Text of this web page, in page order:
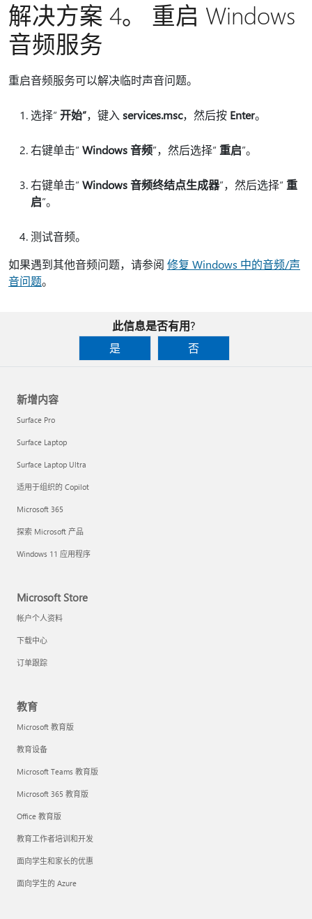
解决方案 4。 重启 Windows
音频服务
重启音频服务可以解决临时声音问题。
选择“ 开始”，键入 services.msc，然后按 Enter。
右键单击“ Windows 音频”，然后选择“ 重启”。
右键单击“ Windows 音频终结点生成器”，然后选择“ 重
启”。
测试音频。
如果遇到其他音频问题，请参阅 修复 Windows 中的音频/声
音问题。
此信息是否有用?
是
否
新增内容
Surface Pro
Surface Laptop
Surface Laptop Ultra
适用于组织的 Copilot
Microsoft 365
探索 Microsoft 产品
Windows 11 应用程序
Microsoft Store
帐户个人资料
下载中心
订单跟踪
教育
Microsoft 教育版
教育设备
Microsoft Teams 教育版
Microsoft 365 教育版
Office 教育版
教育工作者培训和开发
面向学生和家长的优惠
面向学生的 Azure